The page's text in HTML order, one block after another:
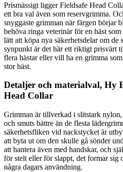
Prismässigt ligger Fieldsafe Head
ett bra val även som reservgrimma.
snyggaste grimman när färgen börjar
behöva ringa veterinär för en häst
lätt att köpa nya säkerhetsdelar om
synpunkt är det här ett riktigt prisvärt
flera hästar eller vill ha en grimma
stor häst.
Detaljer och materialval, Hy
Head Collar
Grimman är tillverkad i slitstark nylon,
och smuts bättre än de flesta
säkerhetsfliken vid nackstycket är
att byta ut om den skulle gå sönder
att hantera även med handskar, och
för stelt eller för slappt, det formar sig
några dagars användning.